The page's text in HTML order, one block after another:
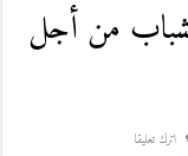
من أجل
اترك تعليقا